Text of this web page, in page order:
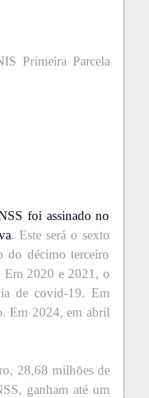
Primeira Parcela
foi assinado no
. Este será o sexto
do décimo terceiro
Em 2020 e 2021, o
de covid-19. Em
Em 2024, em abril
28,68 milhões de
ganham até um